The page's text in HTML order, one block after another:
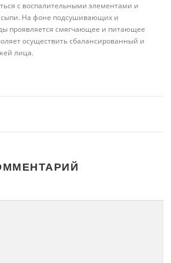
с воспалительными элементами и
сыпи. На фоне подсушивающих и
проявляется смягчающее и питающее
осуществить сбалансированный и
лица.